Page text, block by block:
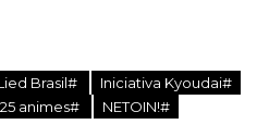
Brasil#
Iniciativa Kyoudai#
animes#
NETOIN!#